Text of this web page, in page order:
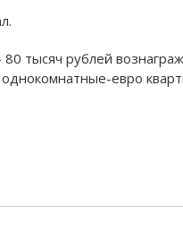
тысяч рублей
евро